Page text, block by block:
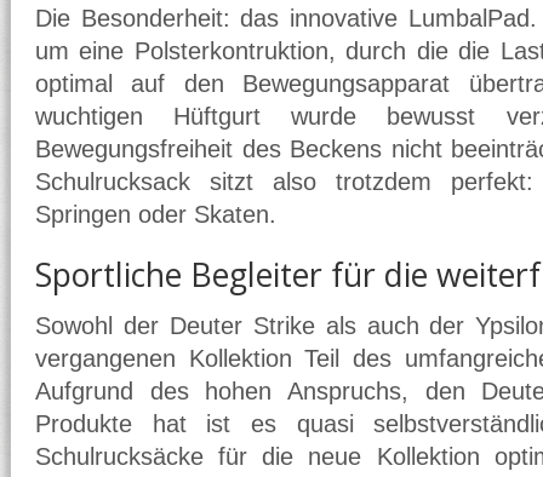
Die Besonderheit: das innovative
um eine Polsterkontruktion, durch die die
optimal auf den Bewegungsapparat
wuchtigen Hüftgurt wurde bewusst
Bewegungsfreiheit des Beckens nicht
Schulrucksack sitzt also trotzdem
Springen oder Skaten.
Sportliche Begleiter für die
Sowohl der Deuter Strike als auch der
vergangenen Kollektion Teil des
Aufgrund des hohen Anspruchs, den
Produkte hat ist es quasi
Schulrucksäcke für die neue Kollektion